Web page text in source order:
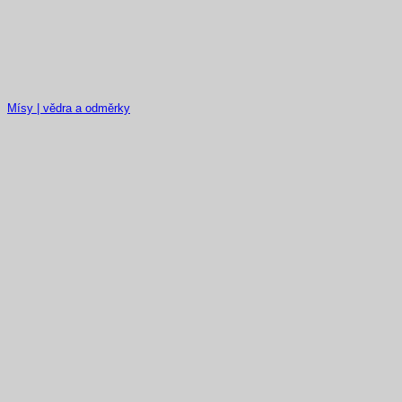
Mísy | vědra a odměrky